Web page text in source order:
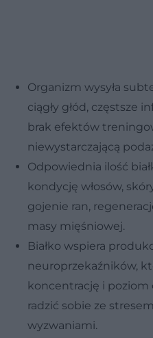
Organizm wysyła
ciągły głód, częstsze
brak efektów
niewystarczającą
Odpowiednia ilość
kondycję włosów,
gojenie ran,
masy mięśniowej.
Białko wspiera
neuroprzekaźników,
koncentrację i poziom
radzić sobie ze
wyzwaniami.